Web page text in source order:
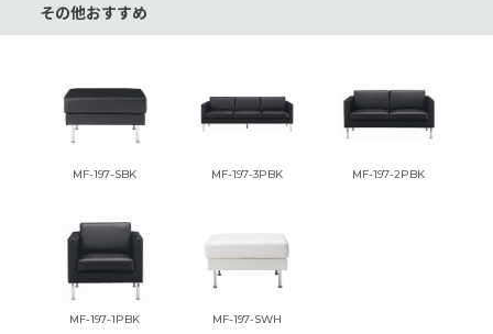
その他おすすめ
MF-197-SBK MF-197-3PBK MF-197-2PBK
MF-197-1PBK MF-197-SWH